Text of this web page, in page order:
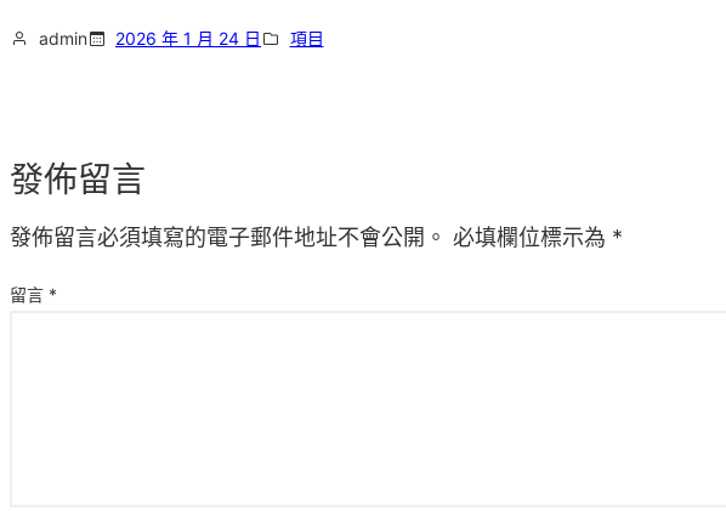
admin 2026 年 1 月 24 日 項目
發佈留言
發佈留言必須填寫的電子郵件地址不會公開。 必填欄位標示為 *
留言 *